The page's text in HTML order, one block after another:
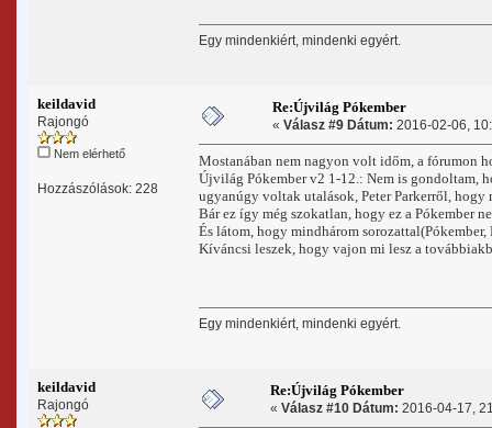
Egy mindenkiért, mindenki egyért.
keildavid
Rajongó
Nem elérhető
Hozzászólások: 228
Re:Újvilág Pókember
« Válasz #9 Dátum: 2016-02-06,
Mostanában nem nagyon volt időm, a fórumon
Újvilág Pókember v2 1-12.: Nem is gondoltam,
ugyanúgy voltak utalások, Peter Parkerről, hogy
Bár ez így még szokatlan, hogy ez a Pókember
És látom, hogy mindhárom
Kíváncsi leszek, hogy vajon mi lesz a
Egy mindenkiért, mindenki egyért.
keildavid
Rajongó
Re:Újvilág Pókember
« Válasz #10 Dátum: 2016-04-17,